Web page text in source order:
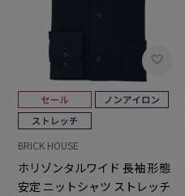
BRICK HOUSE
ホリゾンタルワイド 長袖 形態
安定 ニットシャツ ストレッチ